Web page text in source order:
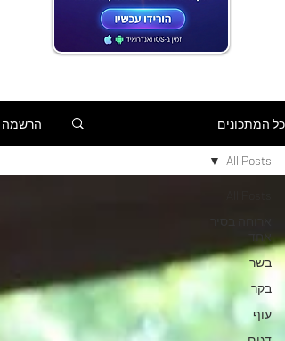
כל המתכונים הרשמה
אחד
בשר
בקר
עוף
All Posts